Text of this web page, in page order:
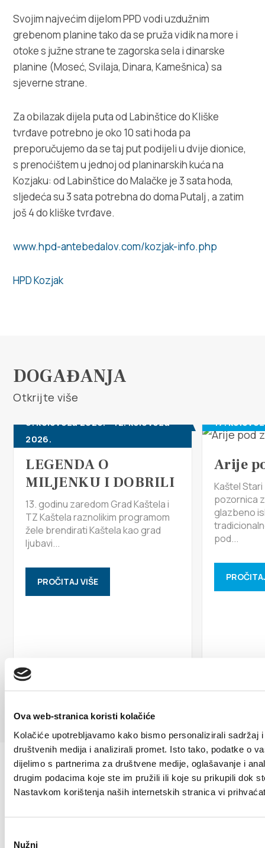
Ova web-stranica koristi kolačiće
Kolačiće upotrebljavamo kako bismo personalizirali sadržaj
društvenih medija i analizirali promet. Isto tako, podatke o
dijelimo s partnerima za društvene medije, oglašavanje i
drugim podacima koje ste im pružili ili koje su prikupili dok
Nastavkom korištenja naših internetskih stranica vi
Nužni
Svojim najvećim dijelom PPD vodi uzdužnim
grebenom planine tako da se pruža vidik na more i
otoke s južne strane te zagorska sela i dinarske
planine (Moseć, Svilaja, Dinara, Kamešnica) sa
sjeverne strane.
Za obilazak dijela puta od Labinštice do Kliške
tvrđave potrebno je oko 10 sati hoda pa
preporučujemo da se taj put podijeli u dvije dionice,
s prenoćištem u jednoj od planinarskih kuća na
Kozjaku: od Labinštice do Malačke je 3 sata hoda,
sljedeća su 3 sata potrebna do doma Putalj , a zatim
još 4 do kliške tvrđave.
www.hpd-antebedalov.com/kozjak-info.php
HPD Kozjak
DOGAĐANJA
Otkrijte više
6. kolovoza 2026. - 12. kolovoza
2026.
LEGENDA O
MILJENKU I DOBRILI
13. godinu zaredom Grad Kaštela i
TZ Kaštela raznolikim programom
žele brendirati Kaštela kao grad
ljubavi...
PROČITAJ VIŠE
17.
Arije
Kaštel
pozornica
glazbeno
pod...